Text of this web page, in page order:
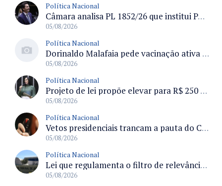
Política Nacional
Câmara analisa PL 1852/26 que institui Política Nacional de Gestão de Desempenho e Eficiência para servidores públicos
05/08/2026
Política Nacional
Dorinaldo Malafaia pede vacinação ativa ao Ministério da Saúde para reverter queda na cobertura vacinal no Brasil
05/08/2026
Política Nacional
Projeto de lei propõe elevar para R$ 250 mil limite de isenção do IPI para pessoas com deficiência e autismo
05/08/2026
Política Nacional
Vetos presidenciais trancam a pauta do Congresso com 87 itens pendentes e incluem trechos do Orçamento de 2026
05/08/2026
Política Nacional
Lei que regulamenta o filtro de relevância no STJ define requisitos para recurso especial e efeitos processuais
05/08/2026